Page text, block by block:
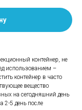
контейнер, не
использованием –
контейнер в часто
вещество
на сегодняшний день
2-5 день после